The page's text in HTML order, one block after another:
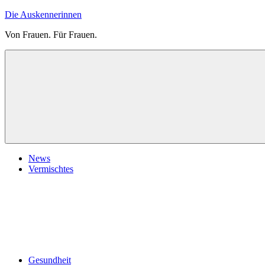
Zum
springen
Die Auskennerinnen
Von Frauen. Für Frauen.
News
Vermischtes
Gesundheit